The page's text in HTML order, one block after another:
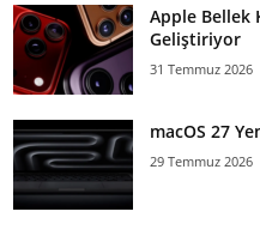
Apple Bellek
Geliştiriyor
31 Temmuz 2026
macOS 27
29 Temmuz 2026